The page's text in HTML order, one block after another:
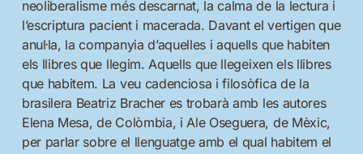
neoliberalisme més descarnat, la calma de la lectura i
l’escriptura pacient i macerada. Davant el vertigen que
anul·la, la companyia d’aquelles i aquells que habiten
els llibres que llegim. Aquells que llegeixen els llibres
que habitem. La veu cadenciosa i filosòfica de la
brasilera Beatriz Bracher es trobarà amb les autores
Elena Mesa, de Colòmbia, i Ale Oseguera, de Mèxic,
per parlar sobre el llenguatge amb el qual habitem el